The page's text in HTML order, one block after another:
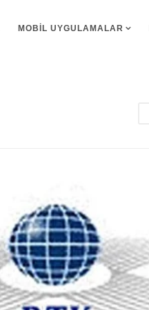
MOBIL UYGULAMALAR